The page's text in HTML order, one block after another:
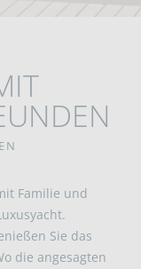
Familie und
Sie das
die angesagten